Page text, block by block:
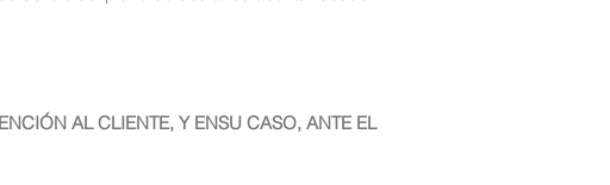
AL CLIENTE, Y ENSU CASO, ANTE EL